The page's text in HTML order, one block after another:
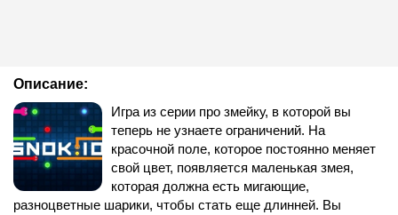
Описание:
Игра из серии про змейку, в которой вы
теперь не узнаете ограничений. На
красочной поле, которое постоянно меняет
свой цвет, появляется маленькая змея,
которая должна есть мигающие,
разноцветные шарики, чтобы стать еще длинней. Вы